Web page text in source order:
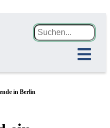
in Berlin